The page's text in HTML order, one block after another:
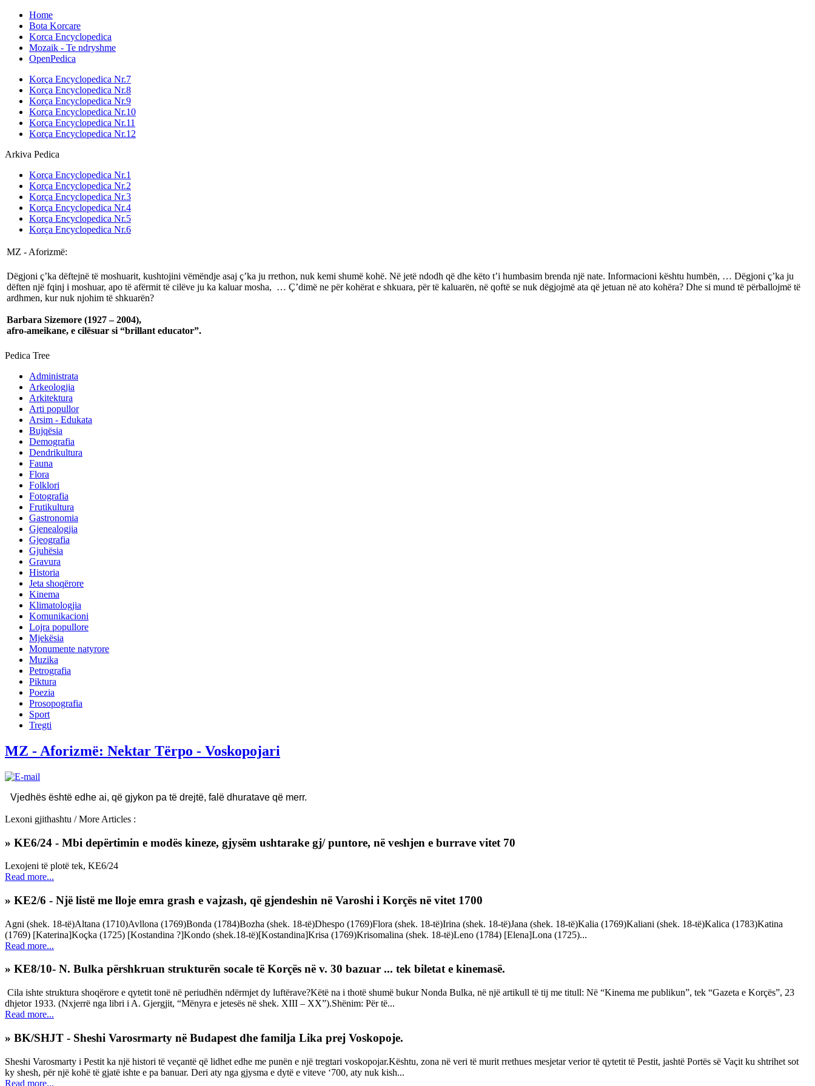
Home
Bota Korcare
Korca Encyclopedica
Mozaik - Te ndryshme
OpenPedica
Korça Encyclopedica Nr.7
Korça Encyclopedica Nr.8
Korça Encyclopedica Nr.9
Korça Encyclopedica Nr.10
Korça Encyclopedica Nr.11
Korça Encyclopedica Nr.12
Arkiva Pedica
Korça Encyclopedica Nr.1
Korça Encyclopedica Nr.2
Korça Encyclopedica Nr.3
Korça Encyclopedica Nr.4
Korça Encyclopedica Nr.5
Korça Encyclopedica Nr.6
MZ - Aforizmë:
Dëgjoni ç’ka dëftejnë të moshuarit, kushtojini vëmëndje asaj ç’ka ju rrethon, nuk kemi shumë kohë. Në jetë ndodh që dhe këto t’i humbasim brenda një nate. Informacioni kështu humbën, … Dëgjoni ç’ka ju
dëften një fqinj i moshuar, apo të afërmit të cilëve ju ka kaluar mosha, … Ç’dimë ne për kohërat e shkuara, për të kaluarën, në qoftë se nuk dëgjojmë ata që jetuan në ato kohëra? Dhe si mund të përballojmë të
ardhmen, kur nuk njohim të shkuarën?
Barbara Sizemore (1927 – 2004),
afro-ameikane, e cilësuar si “brillant educator”.
Pedica Tree
Administrata
Arkeologjia
Arkitektura
Arti popullor
Arsim - Edukata
Bujqësia
Demografia
Dendrikultura
Fauna
Flora
Folklori
Fotografia
Frutikultura
Gastronomia
Gjenealogjia
Gjeografia
Gjuhësia
Gravura
Historia
Jeta shoqërore
Kinema
Klimatologjia
Komunikacioni
Lojra popullore
Mjekësia
Monumente natyrore
Muzika
Petrografia
Piktura
Poezia
Prosopografia
Sport
Tregti
MZ - Aforizmë: Nektar Tërpo - Voskopojari
Vjedhës është edhe ai, që gjykon pa të drejtë, falë dhuratave që merr.
Lexoni gjithashtu / More Articles :
» KE6/24 - Mbi depërtimin e modës kineze, gjysëm ushtarake gj/ puntore, në veshjen e burrave vitet 70
Lexojeni të plotë tek, KE6/24
Read more...
» KE2/6 - Një listë me lloje emra grash e vajzash, që gjendeshin në Varoshi i Korçës në vitet 1700
Agni (shek. 18-të)Altana (1710)Avllona (1769)Bonda (1784)Bozha (shek. 18-të)Dhespo (1769)Flora (shek. 18-të)Irina (shek. 18-të)Jana (shek. 18-të)Kalia (1769)Kaliani (shek. 18-të)Kalica (1783)Katina
(1769) [Katerina]Koçka (1725) [Kostandina ?]Kondo (shek.18-të)[Kostandina]Krisa (1769)Krisomalina (shek. 18-të)Leno (1784) [Elena]Lona (1725)...
Read more...
» KE8/10- N. Bulka përshkruan strukturën socale të Korçës në v. 30 bazuar ... tek biletat e kinemasë.
Cila ishte struktura shoqërore e qytetit tonë në periudhën ndërmjet dy luftërave?Këtë na i thotë shumë bukur Nonda Bulka, në një artikull të tij me titull: Në “Kinema me publikun”, tek “Gazeta e Korçës”, 23
dhjetor 1933. (Nxjerrë nga libri i A. Gjergjit, “Mënyra e jetesës në shek. XIII – XX”).Shënim: Për të...
Read more...
» BK/SHJT - Sheshi Varosrmarty në Budapest dhe familja Lika prej Voskopoje.
Sheshi Varosmarty i Pestit ka një histori të veçantë që lidhet edhe me punën e një tregtari voskopojar.Kështu, zona në veri të murit rrethues mesjetar verior të qytetit të Pestit, jashtë Portës së Vaçit ku shtrihet sot
ky shesh, për një kohë të gjatë ishte e pa banuar. Deri aty nga gjysma e dytë e viteve ‘700, aty nuk kish...
Read more...